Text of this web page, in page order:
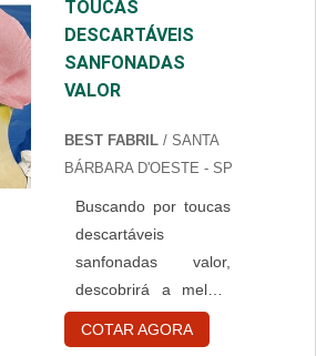
TOUCAS
DESCARTÁVEIS
SANFONADAS
VALOR
BEST FABRIL / SANTA
BÁRBARA D'OESTE - SP
Buscando por toucas
descartáveis
sanfonadas valor,
descobrirá a melhor
empresa do
segmento.
COTAR AGORA